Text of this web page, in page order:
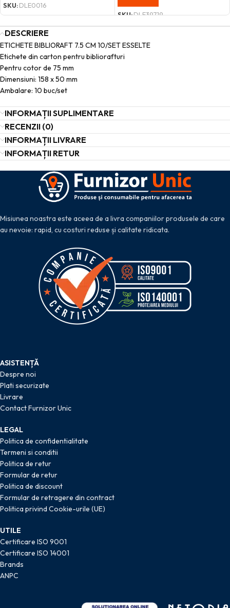
SKU:DLE0016
SKU:DLE39719
DESCRIERE
ETICHETE BIBLIORAFT 7.5 CM 10/SET ESSELTE
Etichete din carton pentru bibliorafturi
Pentru cotor de 75 mm
Dimensiuni: 158 x 50 mm
Ambalare: 10 buc/set
INFORMAȚII SUPLIMENTARE
RECENZII (0)
INFORMAȚII LIVRARE
INFORMAȚII RETUR
Misiunea noastra este aceea de a livra companiilor produsele de care
au nevoie: rapid, cu costuri reduse și calitate ridicata.
ASISTENȚĂ
Despre noi
Plati securizate
Livrare
Contact Furnizor Unic
LEGAL
Politica de confidentialitate
Termeni si conditii
Politica de retur
Formular de retur
Politica de discount
Formular de retragere din contract
Politica privind Cookie-urile (UE)
UTILE
Certificare ISO 9001
Certificare ISO 14001
Brands
ANPC